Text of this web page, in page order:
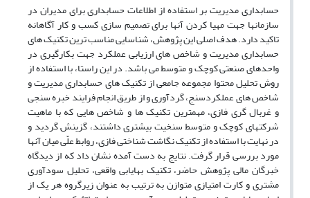
حسابداری مدیریت بر استفاده از اطلاعات حسابداری برای مدیران در
سازمانها جهت مهیا کردن آنها برای تصمیم سازی کسب و کار آگاهانه
تاکید دارد. هدف اصلی این پژوهش، شناسایی مناسب ترین تکنیک های
حسابداری مدیریت و شاخص های ارزیابی عملکرد جهت بکارگیری در
واحدهای صنعتی کوچک و متوسط می باشد. در این راستا، با استفاده از
روش تحلیل محتوا مجموعه جامعی از تکنیک های حسابداری مدیریت و
شاخص های عملکردسنج، گردآوری و از طریق انجام فرایند خبره سنجی
و غربال گری فازی، مهمترین تکنیک ها و شاخص هایی که با ماهیت
شرکتهای کوچک و متوسط سنخیت بیشتری داشتند، گزینش گردید و
در نهایت با استفاده از تکنیک نگاشت شناختی فازی، روابط علّی میان آنها
مورد بررسی قرار گرفت. نتایج به دست آمده نشان داد که از دیدگاه
خبرگان مالی پژوهش حاضر، تکنیک بهایابی واقعی، تحلیل سودآوری
مشتری و کارت امتیازی متوازن به ترتیب به عنوان زیرگروه هر یک از